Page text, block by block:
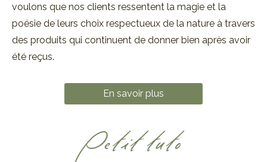
voulons que nos clients ressentent la magie et la
poésie de leurs choix respectueux de la nature à travers
des produits qui continuent de donner bien après avoir
été reçus.
En savoir plus
Petit tuto